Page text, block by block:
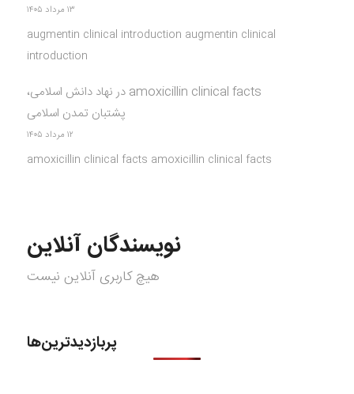
۱۳ مرداد ۱۴۰۵
augmentin clinical introduction augmentin clinical
introduction
amoxicillin clinical facts درنهاد دانش اسلامی،
پشتبان تمدن اسلامی
۱۲ مرداد ۱۴۰۵
amoxicillin clinical facts amoxicillin clinical facts
نویسندگان آنلاین
هیچ کاربری آنلاین نیست
پربازدیدترین‌ها